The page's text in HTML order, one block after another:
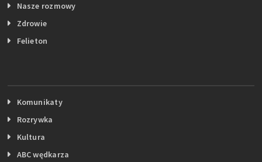
Nasze rozmowy
Zdrowie
Felieton
Komunikaty
Rozrywka
Kultura
ABC wędkarza